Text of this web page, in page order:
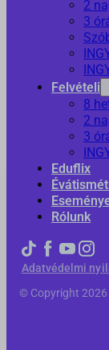
2
3
Felvételi
8
2
3
Eduflix
Rólunk
Adatvédelmi
© Copyright